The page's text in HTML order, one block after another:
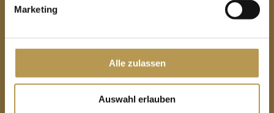
Marketing
Alle zulassen
Auswahl erlauben
info@landhaus-hoepen.de
PRIVATHOTELS DR. LOHBECK
Alle Hotels auf einen Blick